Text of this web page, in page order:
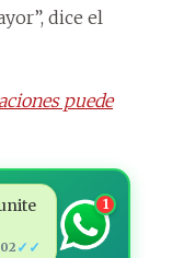
dice el
puede
✓✓
1